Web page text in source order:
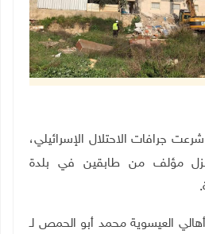
2021 وفا- شرعت جرافات الاحتلال الإسرائيلي،
منزل مؤلف من طابقين في بلدة
.
العيسوية محمد أبو الحمص لـ